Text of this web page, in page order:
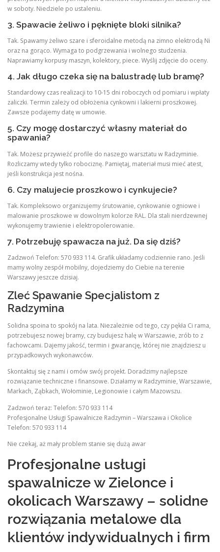
w soboty. Niedziele po ustaleniu.
3. Spawacie żeliwo i pęknięte bloki silnika?
Tak. Spawamy żeliwo szare i sferoidalne metodą na zimno elektrodą Ni
oraz na gorąco. Wymaga to podgrzewania i wolnego studzenia.
Naprawiamy korpusy maszyn, kolektory, piece. Wyślij zdjęcie do oceny.
4. Jak długo czeka się na balustradę lub bramę?
Standardowy czas realizacji to 10-15 dni roboczych od pomiaru i wpłaty
zaliczki. Termin zależy od obłożenia cynkowni i lakierni proszkowej.
Zawsze podajemy datę w umowie.
5. Czy mogę dostarczyć własny materiał do
spawania?
Tak. Możesz przywieźć profile do naszego warsztatu w Radzyminie.
Rozliczamy wtedy tylko robociznę. Pamiętaj, materiał musi mieć atest,
jeśli konstrukcja jest nośna.
6. Czy malujecie proszkowo i cynkujecie?
Tak. Kompleksowo organizujemy śrutowanie, cynkowanie ogniowe i
malowanie proszkowe w dowolnym kolorze RAL. Dla stali nierdzewnej
wykonujemy trawienie i elektropolerowanie.
7. Potrzebuję spawacza na już. Da się dziś?
Zadzwoń Telefon: 570 933 114. Grafik układamy codziennie rano. Jeśli
mamy wolny zespół mobilny, dojedziemy do Ciebie na terenie
Warszawy jeszcze dzisiaj.
Zleć Spawanie Specjalistom z
Radzymina
Solidna spoina to spokój na lata. Niezależnie od tego, czy pękła Ci rama,
potrzebujesz nowej bramy, czy budujesz halę w Warszawie, zrób to z
fachowcami. Dajemy jakość, termin i gwarancję, której nie znajdziesz u
przypadkowych wykonawców.
Skontaktuj się z nami i omów swój projekt. Doradzimy najlepsze
rozwiązanie techniczne i finansowe. Działamy w Radzyminie, Warszawie,
Markach, Ząbkach, Wołominie, Legionowie i całym Mazowszu.
Zadzwoń teraz: Telefon: 570 933 114
Profesjonalne Usługi Spawalnicze Radzymin – Warszawa i Okolice
Telefon: 570 933 114
Nie czekaj, aż mały problem stanie się dużą awar
Profesjonalne usługi
spawalnicze w Zielonce i
okolicach Warszawy – solidne
rozwiązania metalowe dla
klientów indywidualnych i firm